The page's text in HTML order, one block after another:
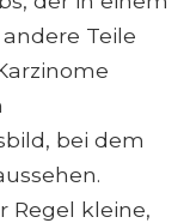
Teile
bei dem
Regel kleine,